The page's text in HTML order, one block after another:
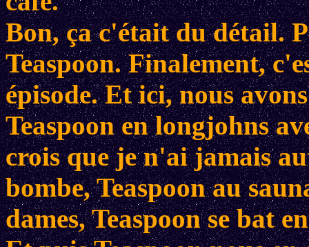
Bon, ça c'était du détail.
Teaspoon. Finalement,
épisode. Et ici, nous
Teaspoon en longjohns
crois que je n'ai jamais
bombe, Teaspoon au
dames, Teaspoon se bat